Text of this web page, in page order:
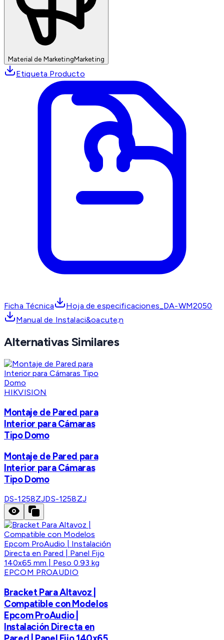
Material de MarketingMarketing
Etiqueta Producto
Ficha Técnica
Hoja de especificaciones_DA-WM2050
Manual de Instalaci&oacute;n
Alternativas Similares
HIKVISION
Montaje de Pared para
Interior para Cámaras
Tipo Domo
Montaje de Pared para
Interior para Cámaras
Tipo Domo
DS-1258ZJDS-1258ZJ
EPCOM PROAUDIO
Bracket Para Altavoz |
Compatible con Modelos
Epcom ProAudio |
Instalación Directa en